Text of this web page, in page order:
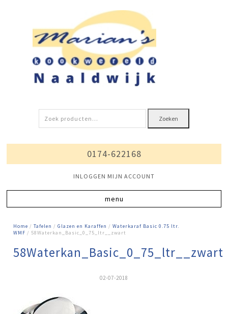
Zoeken
naar:
Zoeken
0174-622168
INLOGGEN MIJN ACCOUNT
Home /Tafelen /Glazen en Karaffen /Waterkaraf Basic 0.75 ltr.
WMF / 58Waterkan_Basic_0_75_ltr__zwart
58Waterkan_Basic_0_75_ltr__zwart
02-07-2018